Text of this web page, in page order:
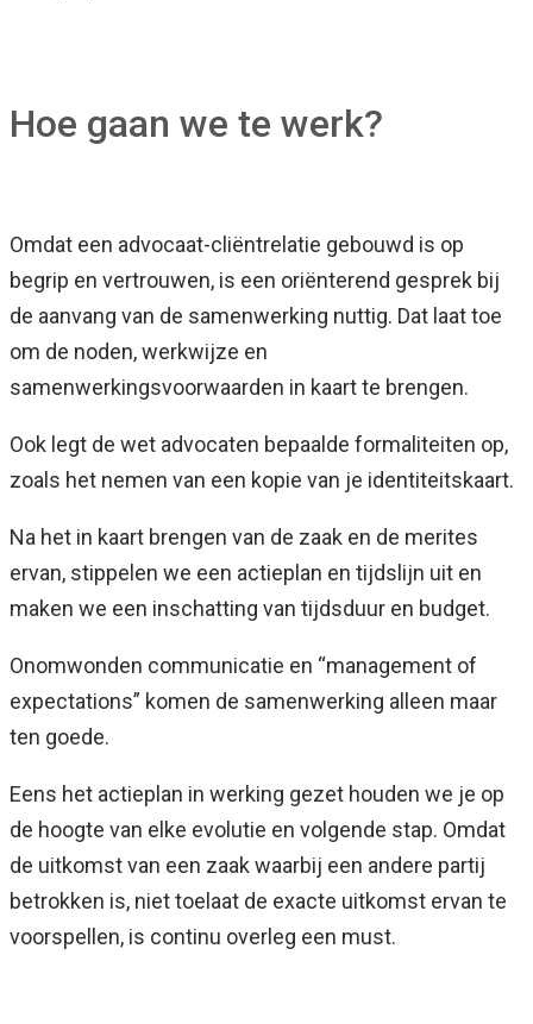
Hoe gaan we te werk?
Omdat een advocaat-cliëntrelatie gebouwd is op
begrip en vertrouwen, is een oriënterend gesprek bij
de aanvang van de samenwerking nuttig. Dat laat toe
om de noden, werkwijze en
samenwerkingsvoorwaarden in kaart te brengen.
Ook legt de wet advocaten bepaalde formaliteiten op,
zoals het nemen van een kopie van je identiteitskaart.
Na het in kaart brengen van de zaak en de merites
ervan, stippelen we een actieplan en tijdslijn uit en
maken we een inschatting van tijdsduur en budget.
Onomwonden communicatie en “management of
expectations” komen de samenwerking alleen maar
ten goede.
Eens het actieplan in werking gezet houden we je op
de hoogte van elke evolutie en volgende stap. Omdat
de uitkomst van een zaak waarbij een andere partij
betrokken is, niet toelaat de exacte uitkomst ervan te
voorspellen, is continu overleg een must.